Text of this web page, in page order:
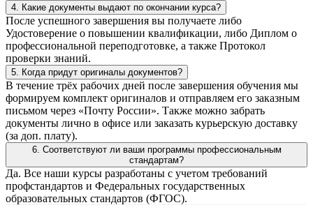
4. Какие документы выдают по окончании курса?
После успешного завершения вы получаете либо
Удостоверение о повышении квалификации, либо Диплом о
профессиональной переподготовке, а также Протокол
проверки знаний.
5. Когда придут оригиналы документов?
В течение трёх рабочих дней после завершения обучения мы
формируем комплект оригиналов и отправляем его заказным
письмом через «Почту России». Также можно забрать
документы лично в офисе или заказать курьерскую доставку
(за доп. плату).
6. Соответствуют ли ваши программы профессиональным
стандартам?
Да. Все наши курсы разработаны с учетом требований
профстандартов и Федеральных государственных
образовательных стандартов (ФГОС).